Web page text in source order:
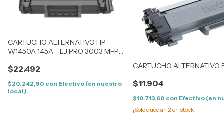
CARTUCHO ALTERNATIVO HP
W1450A 145A - LJ PRO 3003 MFP
$22.492
$20.242,80 con Efectivo (en nuestro
local)
CARTUCHO ALTERNATIVO
$11.904
$10.713,60 con Efectivo (en
¡Solo quedan 2en stock!